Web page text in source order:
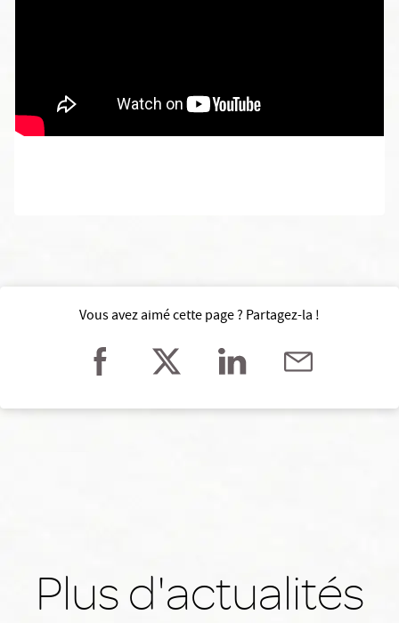
Vous avez aimé cette page ? Partagez-la !
Plus d'actualités